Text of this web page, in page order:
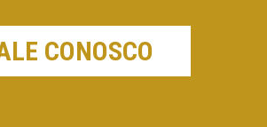
CONOSCO